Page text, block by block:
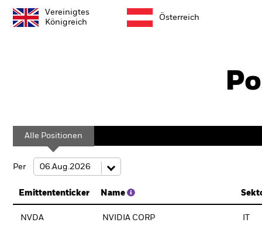
Vereinigtes
Königreich
Österreich
Alle Positionen
Per
Emittententicker Name
NVDA NVIDIA CORP